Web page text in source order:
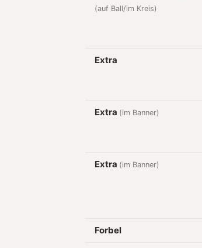
(auf Ball/im Kreis)
Extra
Extra (im Banner)
Extra (im Banner)
Forbel